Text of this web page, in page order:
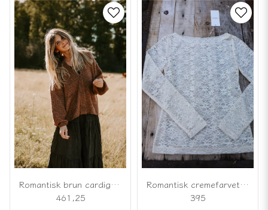
Romantisk brun cardigan i uldblanding
461,25
Romantisk cremefarvet bluse i blonder
395